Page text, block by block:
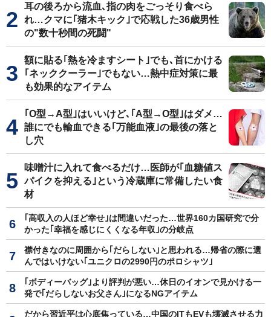
耳の後ろから流血､指の肉をごっそり食べら
れ…クマに｢猪木キック｣で応戦した36歳男性
の"数十秒間の死闘"
額に貼る｢熱を冷ますシート｣でも､首にかける
｢ネッククーラー｣でもない…熱中症対策に最
も効果的なアイテム
｢O型→A型｣はいいけど､｢A型→O型｣はダメ…
誰にでも輸血できる｢万能血液｣の最後の落と
し穴
味噌汁に入れて食べるだけ…医師が｢血糖値ス
パイクを抑える｣という冷蔵庫に常備したい食
材
｢高収入の人ほど幸せ｣は間違いだった…世界160カ国研究で分
かった｢幸福を感じにくくなる年収｣の分岐点
襟付きなのに周囲から｢だらしない｣と思われる…帰省の際に選
んではいけない｢ユニクロの2990円のポロシャツ｣
｢ボディーバッグ｣より評判が悪い…休日のイオンで見かける一
発で｢だらしないお父さん｣になるNGアイテム
だから習近平は心底焦っている…中国のITもEVも壊滅させる力